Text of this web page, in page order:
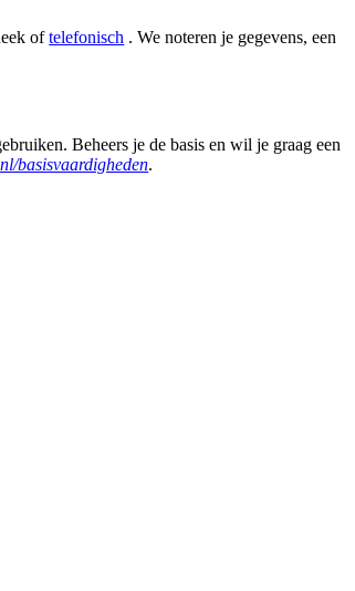
oftelefonisch . We noteren je gegevens, een
Beheers je de basis en wil je graag een
basisvaardigheden.